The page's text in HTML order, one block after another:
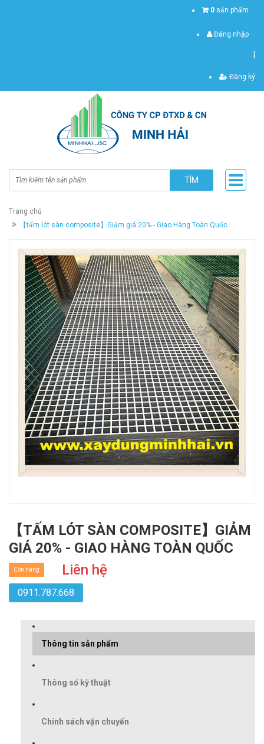
0 sản phẩm
Đăng nhập
Đăng ký
TÌM
Trang chủ
【tấm lót sàn composite】Giảm giá 20% - Giao Hàng Toàn Quốc
【TẤM LÓT SÀN COMPOSITE】GIẢM
GIÁ 20% - GIAO HÀNG TOÀN QUỐC
Liên hệ
Còn hàng
0911.787.668
Thông tin sản phẩm
Thông số kỹ thuật
Chính sách vận chuyển